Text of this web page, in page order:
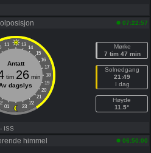
07:22:57
11 13 14
15
16
17
18
19
20
21
22
01 23
Antatt
tim 26min
dagslys
Mørke
7 tim 47 min
Solnedgang
21:49
I dag
Høyde
11.5°
- ISS
himmel 06:50:00